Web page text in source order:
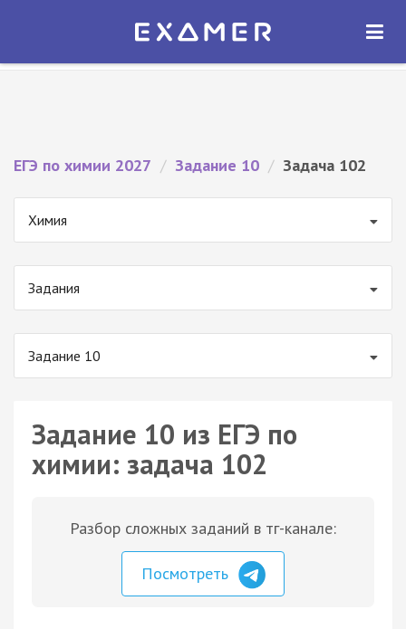
Экзамер — ЕГЭ 2027
ОТКРЫТЬ
ЕГЭ по химии 2027 / Задание 10 / Задача 102
Химия
Задания
Задание 10
Задание 10 из ЕГЭ по
химии: задача 102
Разбор сложных заданий в тг-канале:
Посмотреть